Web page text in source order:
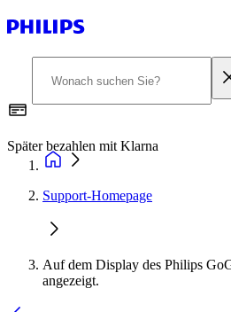
Später bezahlen mit Klarna
Support-Homepage
Auf dem Display des Philips
angezeigt.